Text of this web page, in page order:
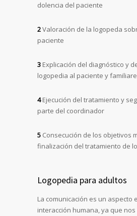
dolencia del paciente
2Valoración de la logopeda
paciente
3 Explicación del diagnóstico y
logopedia al paciente y
4Ejecución del tratamiento y
parte del coordinador
5 Consecución de los objetivos
finalización del tratamiento de
Logopedia para adultos
La comunicación es un aspecto
interacción humana, ya que